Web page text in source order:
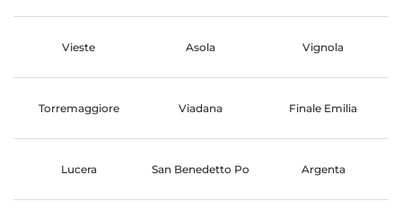
Vieste Asola Vignola
Torremaggiore Viadana Finale Emilia
Lucera San Benedetto Po Argenta